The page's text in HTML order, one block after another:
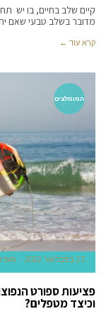
קיים שלב בחיים, בו יש
מדובר בשלב טבעי שאם
קרא עוד ←
המומלצים
23 בפברואר 2022
פציעות ספורט
וכיצד מטפלים?